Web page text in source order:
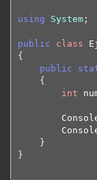
using System;
public class
{
public
{
int
}
}